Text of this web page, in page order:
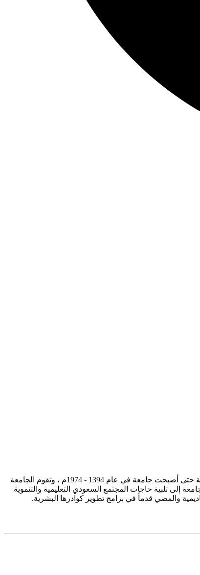
تأسست جامعة الإمام محمد بن سعود الإسلامية ممثلة في كلية الشريعة في سنة 1373هـ 1953م، وتطورت منذ ذلك الحين بصورة جذرية حتى أصبحت جامعة في عام 1394 - 1974م ، وتقوم الجامعة
إلى تلبية حاجات المجتمع السعودي التعليمية والتنموية
والمضي قدماً في برامج تطوير كوادرها البشرية.